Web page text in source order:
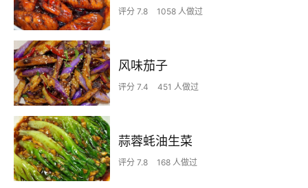
评分 7.8 1058 人做过
风味茄子
评分 7.4 451 人做过
蒜蓉蚝油生菜
评分 7.8 168 人做过